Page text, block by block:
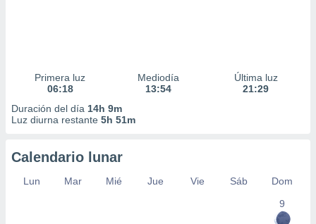
Primera luz
06:18
Mediodía
13:54
Última luz
21:29
Duración del día 14h 9m
Luz diurna restante 5h 51m
Calendario lunar
Lun Mar Mié Jue Vie Sáb
Dom
9